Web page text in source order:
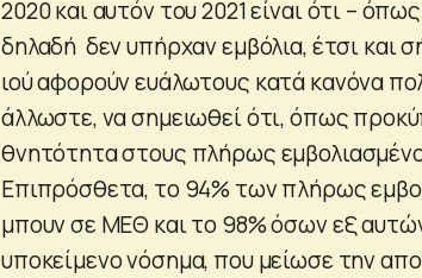
2020 και αυτόν του 2021 είναι ότι –
δηλαδή δεν υπήρχαν εμβόλια, έτσι και
ιού αφορούν ευάλωτους κατά κανόνα
άλλωστε, να σημειωθεί ότι, όπως
θνητότητα στους πλήρως
Επιπρόσθετα, το 94% των πλήρως
μπουν σε ΜΕΘ και το 98% όσων εξ
υποκείμενο νόσημα, που μείωσε την